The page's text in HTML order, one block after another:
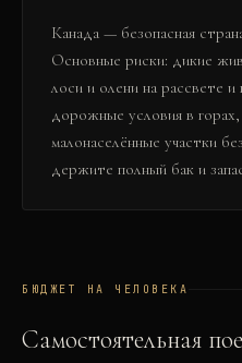
Канада — безопасная
Основные риски: дикие
лоси и олени на рассвете и
дорожные условия в
малонаселённые участки
держите полный бак и
БЮДЖЕТ НА ЧЕЛОВЕКА
Самостоятельная